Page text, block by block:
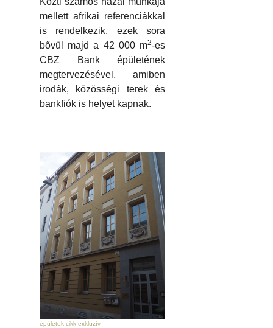
mellett afrikai referenciákkal
is rendelkezik, ezek sora
bővül majd a 42 000 m2-es
CBZ Bank épületének
megtervezésével, amiben
irodák, közösségi terek és
bankfiók is helyet kapnak.
épületek cikk exkluzív